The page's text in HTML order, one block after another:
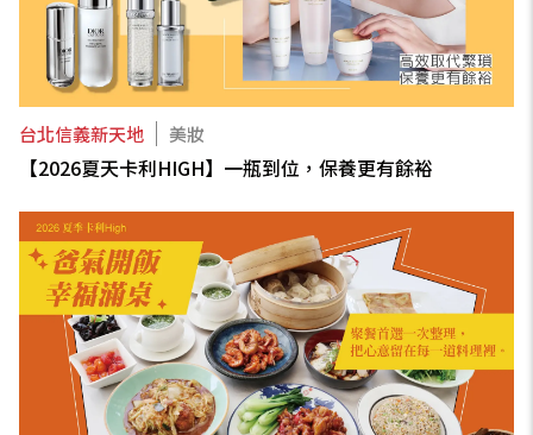
台北信義新天地 美妝
【2026夏天卡利HIGH】一瓶到位，保養更有餘裕